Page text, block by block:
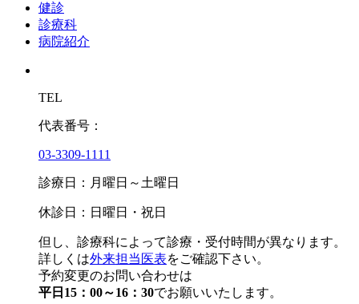
健診
診療科
病院紹介
TEL
代表番号：
03-3309-1111
診療日：月曜日～土曜日
休診日：日曜日・祝日
但し、診療科によって診療・受付時間が異なります。
詳しくは外来担当医表をご確認下さい。
予約変更のお問い合わせは
平日15：00～16：30でお願いいたします。